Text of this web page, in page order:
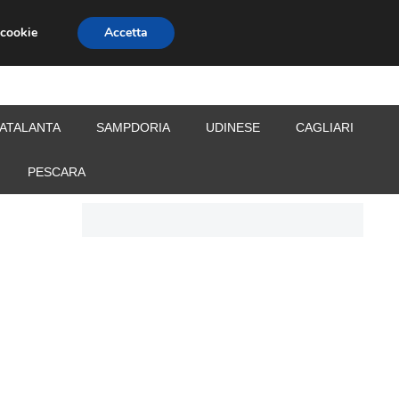
CALCIOMERCATO
SAMPDORIA UDINESE CAGLIARI
PESCARA
Accetta